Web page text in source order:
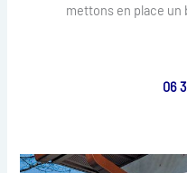
mettons en place un
06